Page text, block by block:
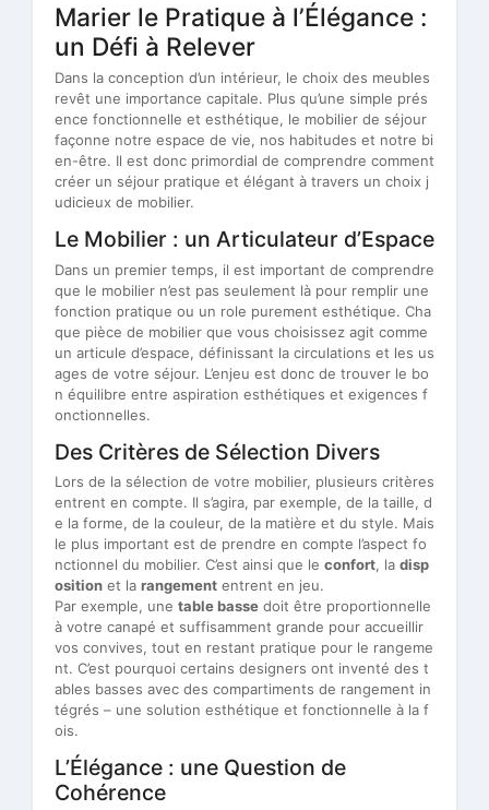
Marier le Pratique à l’Élégance :
un Défi à Relever
Dans la conception d’un intérieur, le choix des meubles
revêt une importance capitale. Plus qu’une simple prés
ence fonctionnelle et esthétique, le mobilier de séjour
façonne notre espace de vie, nos habitudes et notre bi
en-être. Il est donc primordial de comprendre comment
créer un séjour pratique et élégant à travers un choix j
udicieux de mobilier.
Le Mobilier : un Articulateur d’Espace
Dans un premier temps, il est important de comprendre
que le mobilier n’est pas seulement là pour remplir une
fonction pratique ou un role purement esthétique. Cha
que pièce de mobilier que vous choisissez agit comme
un articule d’espace, définissant la circulations et les us
ages de votre séjour. L’enjeu est donc de trouver le bo
n équilibre entre aspiration esthétiques et exigences f
onctionnelles.
Des Critères de Sélection Divers
Lors de la sélection de votre mobilier, plusieurs critères
entrent en compte. Il s’agira, par exemple, de la taille, d
e la forme, de la couleur, de la matière et du style. Mais
le plus important est de prendre en compte l’aspect fo
nctionnel du mobilier. C’est ainsi que le confort, la disp
osition et la rangement entrent en jeu.
Par exemple, une table basse doit être proportionnelle
à votre canapé et suffisamment grande pour accueillir
vos convives, tout en restant pratique pour le rangeme
nt. C’est pourquoi certains designers ont inventé des t
ables basses avec des compartiments de rangement in
tégrés – une solution esthétique et fonctionnelle à la f
ois.
L’Élégance : une Question de
Cohérence